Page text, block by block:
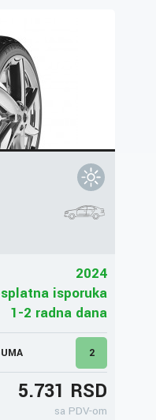
2024
isporuka
1-2 radna dana
2
5.731 RSD
sa PDV-om